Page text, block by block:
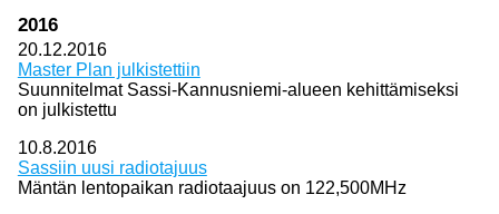
2016
20.12.2016
Master Plan julkistettiin
Suunnitelmat Sassi-Kannusniemi-alueen kehittämiseksi
on julkistettu
10.8.2016
Sassiin uusi radiotajuus
Mäntän lentopaikan radiotaajuus on 122,500MHz